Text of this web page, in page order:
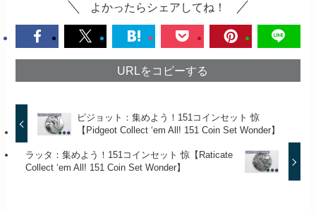
よかったらシェアしてね！
URLをコピーする
ピジョット：集めよう！151コインセット 惊
【Pidgeot Collect ‘em All! 151 Coin Set Wonder】
ラッタ：集めよう！151コインセット 惊【Raticate
Collect ‘em All! 151 Coin Set Wonder】